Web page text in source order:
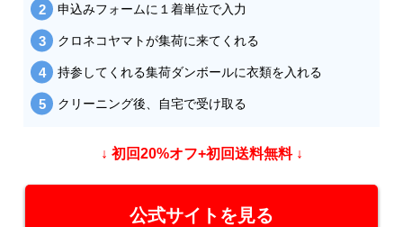
申込みフォームに１着単位で入力
クロネコヤマトが集荷に来てくれる
持参してくれる集荷ダンボールに衣類を入れる
クリーニング後、自宅で受け取る
↓ 初回20%オフ+初回送料無料 ↓
公式サイトを見る